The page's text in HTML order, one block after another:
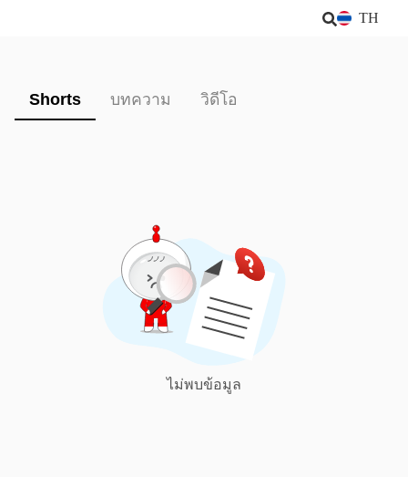
TH
Shorts บทความ วิดีโอ
ไม่พบข้อมูล